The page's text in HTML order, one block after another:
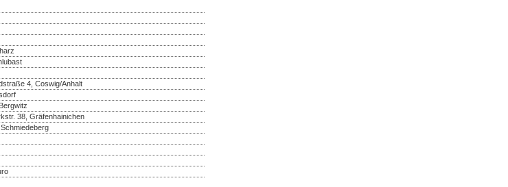
4, Coswig/Anhalt
38, Gräfenhainichen